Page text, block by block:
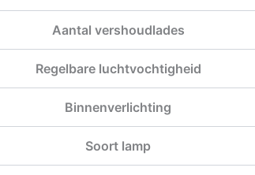
Aantal vershoudlades
Regelbare luchtvochtigheid
Binnenverlichting
Soort lamp